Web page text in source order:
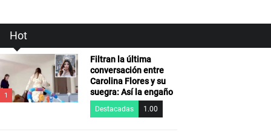
Hot
1
Filtran la última
conversación entre
Carolina Flores y su
suegra: Así la engaño
Destacadas 1.00